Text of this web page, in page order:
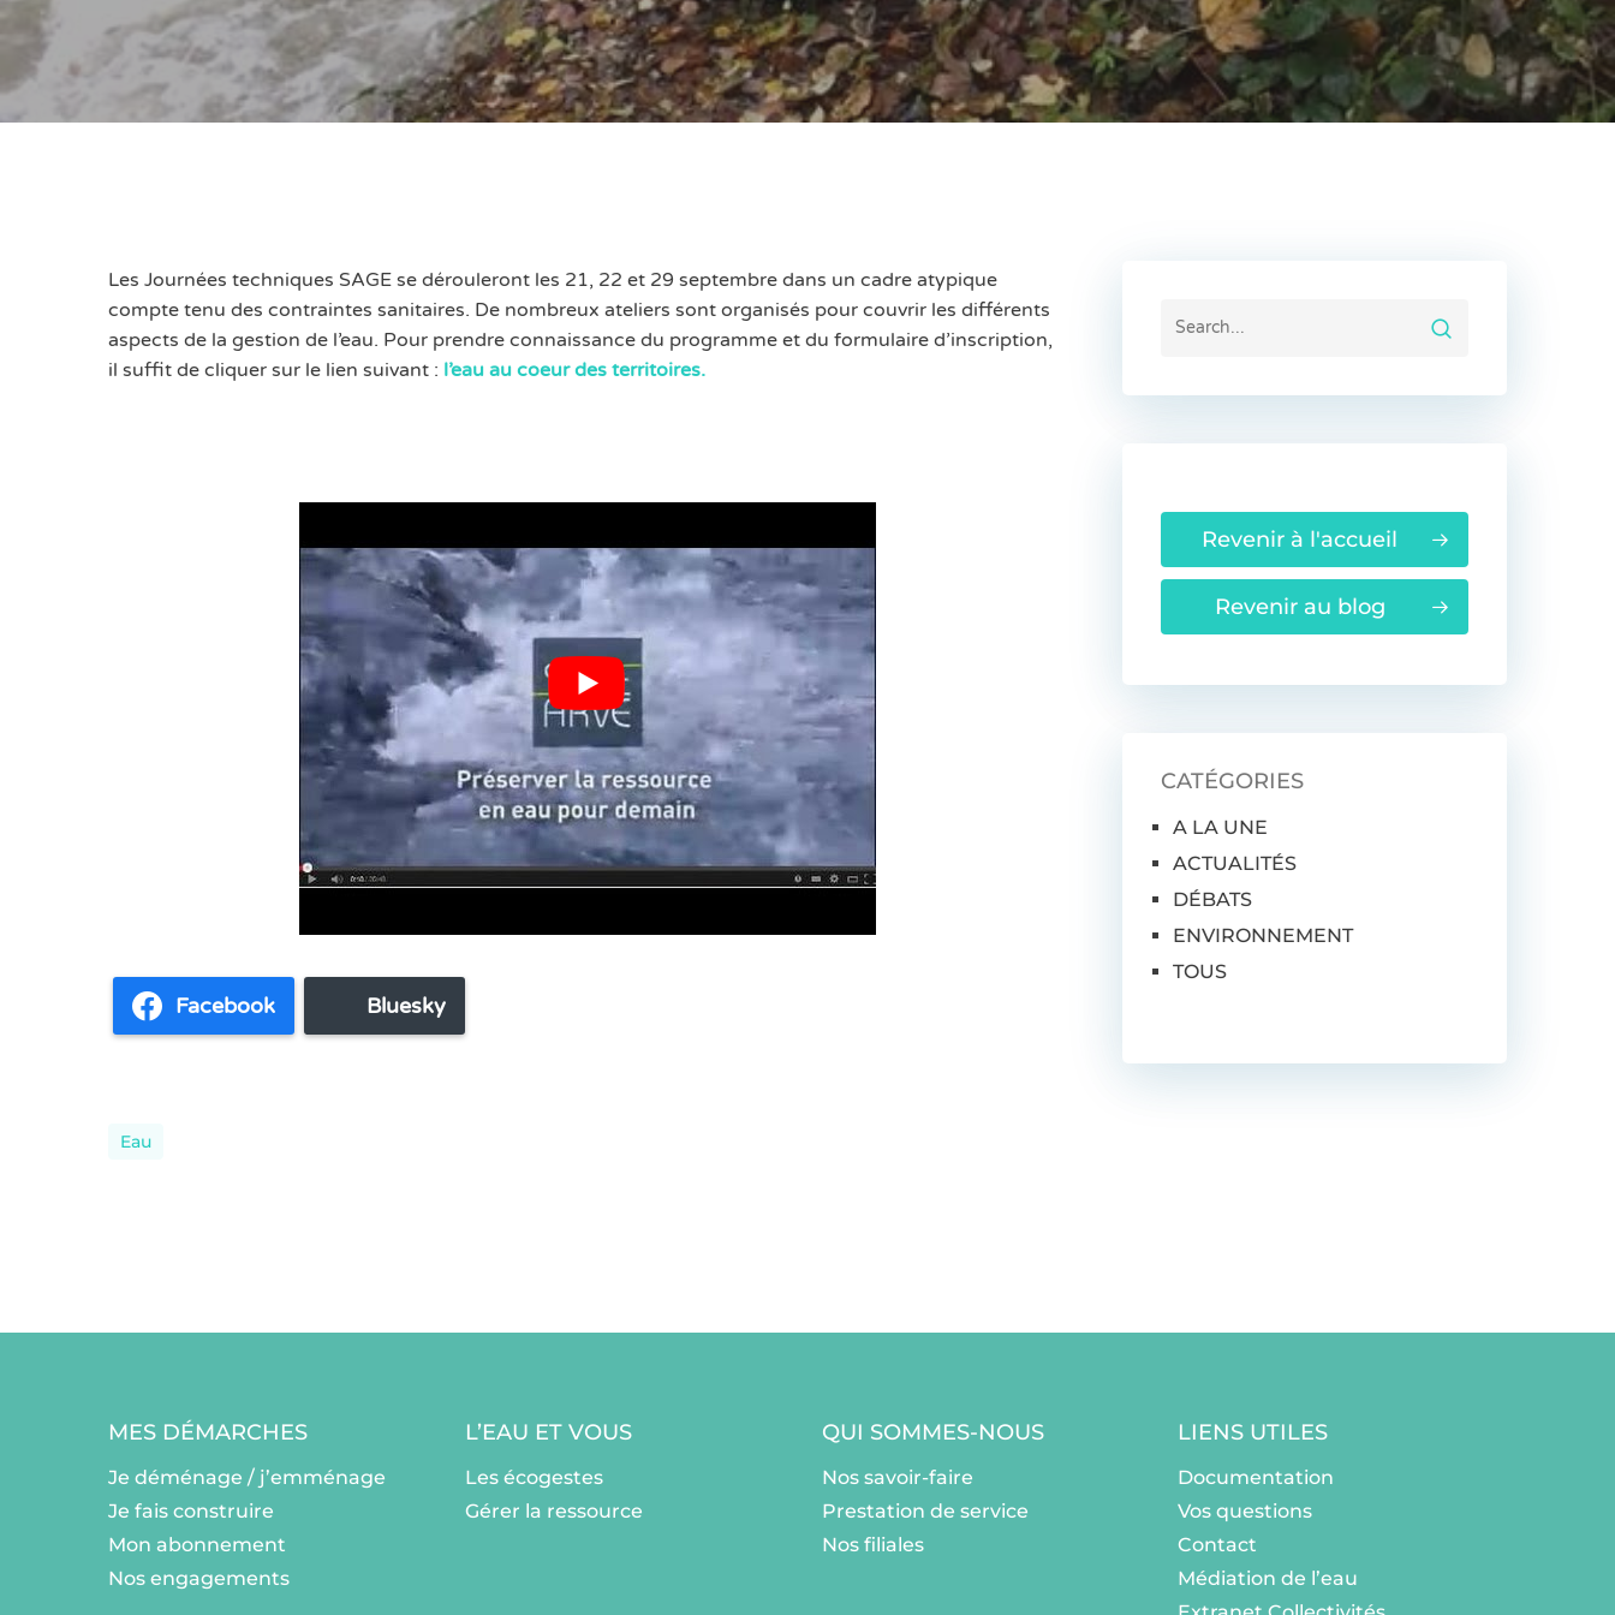
Les Journées techniques SAGE se dérouleront les 21, 22 et 29 septembre dans un cadre atypique
compte tenu des contraintes sanitaires. De nombreux ateliers sont organisés pour couvrir les différents
aspects de la gestion de l’eau. Pour prendre connaissance du programme et du formulaire d’inscription,
il suffit de cliquer sur le lien suivant : l’eau au coeur des territoires.
Facebook Bluesky
Eau
Revenir à l'accueil
Revenir au blog
CATÉGORIES
A LA UNE
ACTUALITÉS
DÉBATS
ENVIRONNEMENT
TOUS
MES DÉMARCHES
Je déménage / j’emménage
Je fais construire
Mon abonnement
Nos engagements
L’EAU ET VOUS
Les écogestes
Gérer la ressource
QUI SOMMES-NOUS
Nos savoir-faire
Prestation de service
Nos filiales
LIENS UTILES
Documentation
Vos questions
Contact
Médiation de l’eau